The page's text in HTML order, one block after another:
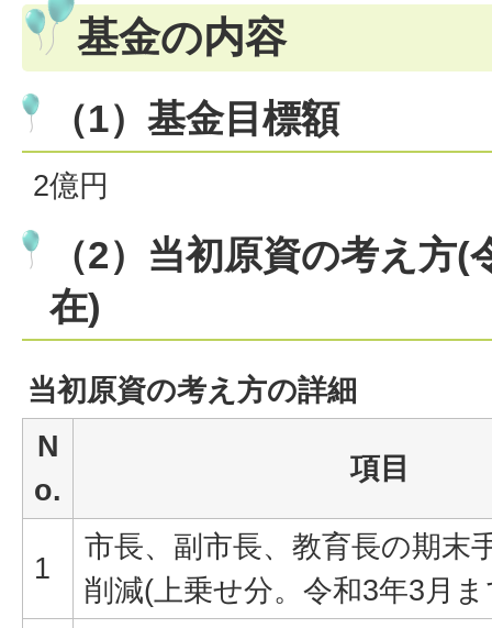
基金の内容
（1）基金目標額
2億円
（2）当初原資の考え方
在)
当初原資の考え方の詳細
N
o.
項目
1
市長、副市長、教育長の期末
削減(上乗せ分。令和3年3月